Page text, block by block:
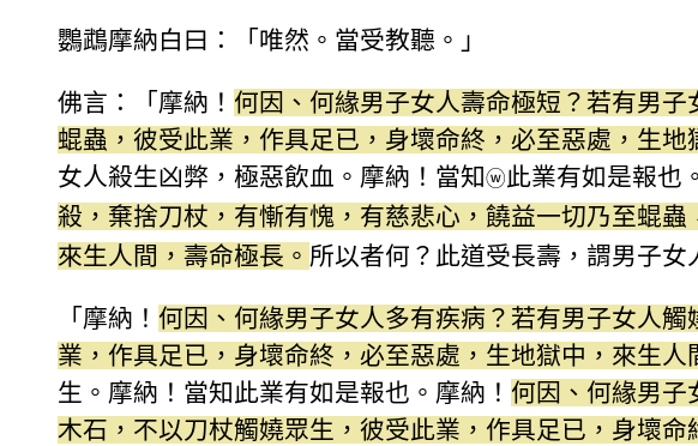
鸚鵡摩納白曰：「唯然。當受教聽。」
佛言：「摩納！ 何因、何緣男子女人壽命極短？若有男
蜫蟲，彼受此業，作具足已，身壞命終，必至惡處，生地
女人殺生凶弊，極惡飲血。摩納！當知ⓦ此業有如是報也
殺，棄捨刀杖，有慚有愧，有慈悲心，饒益一切乃至蜫
來生人間，壽命極長。 所以者何？此道受長壽，謂男子女
「摩納！ 何因、何緣男子女人多有疾病？若有男子女人
業，作具足已，身壞命終，必至惡處，生地獄中，來生人
生。摩納！當知此業有如是報也。摩納！ 何因、何緣男子
木石，不以刀杖觸嬈眾生，彼受此業，作具足已，身壞命